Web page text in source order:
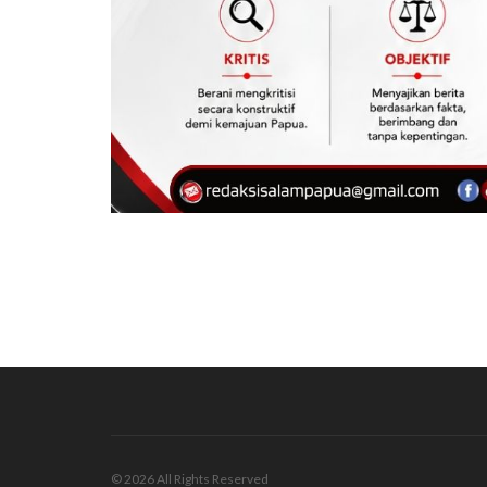
© 2026 All Rights Reserved